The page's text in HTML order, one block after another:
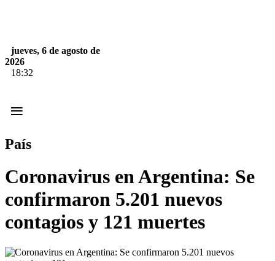
jueves, 6 de agosto de
2026
18:32
≡
País
Coronavirus en Argentina: Se
confirmaron 5.201 nuevos
contagios y 121 muertes